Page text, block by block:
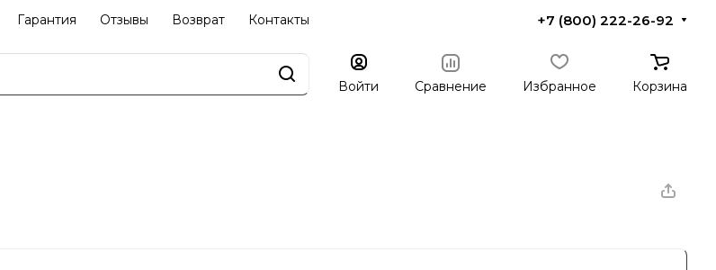
Гарантия Отзывы Возврат Контакты +7 (800) 222-26-92
Войти Сравнение Избранное Корзина